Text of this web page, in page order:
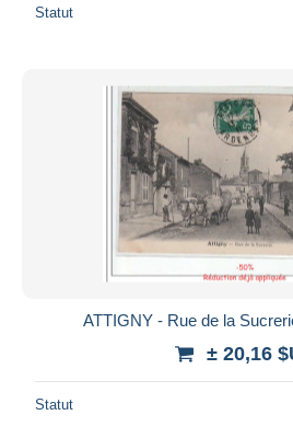
Statut
ATTIGNY - Rue de la
± 20,16
Statut